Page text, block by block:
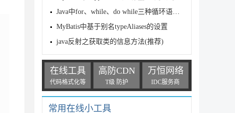
Java中for、while、do while三种循环语句的区别介绍
MyBatis中基于别名typeAliases的设置
java反射之获取类的信息方法(推荐)
在线工具
代码格式化等
高防CDN
T级 防护
万恒网络
IDC服务商
常用在线小工具